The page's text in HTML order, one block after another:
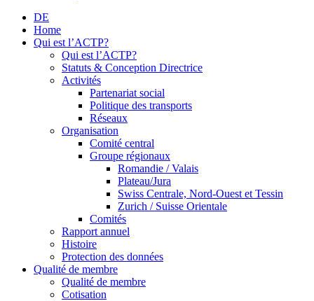
DE
Home
Qui est l’ACTP?
Qui est l’ACTP?
Statuts & Conception Directrice
Activités
Partenariat social
Politique des transports
Réseaux
Organisation
Comité central
Groupe régionaux
Romandie / Valais
Plateau/Jura
Swiss Centrale, Nord-Ouest et Tessin
Zurich / Suisse Orientale
Comités
Rapport annuel
Histoire
Protection des données
Qualité de membre
Qualité de membre
Cotisation